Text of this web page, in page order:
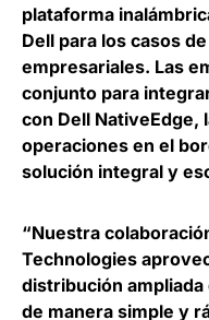
plataforma
Dell para los casos
empresariales. Las
conjunto para
con Dell NativeEdge,
operaciones en el
solución integral y
“Nuestra
Technologies
distribución ampliada
de manera simple y